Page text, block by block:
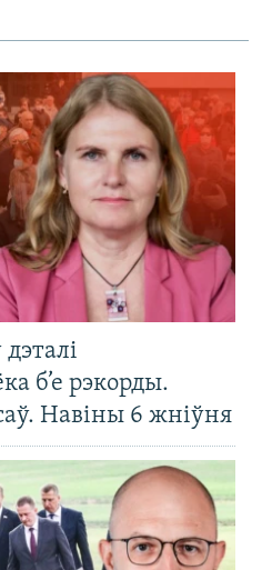
б’е рэкорды.
Навіны 6 жніўня